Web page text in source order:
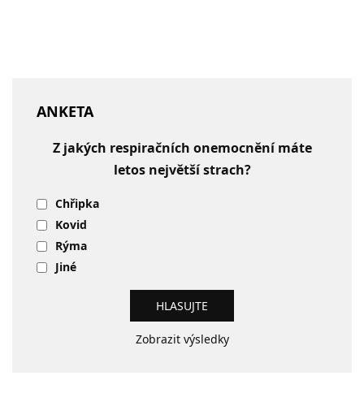
ANKETA
Z jakých respiračních onemocnění máte
letos největší strach?
Chřipka
Kovid
Rýma
Jiné
Zobrazit výsledky